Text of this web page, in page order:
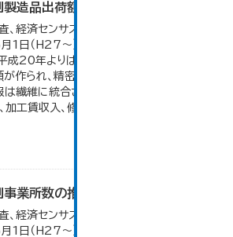
製造品出荷額等の推移
、経済センサス。 各年12月31日現在
1日（H27～）・平成23年のみ平成24
20年よりはん用機械、生産用機械、
作られ、精密機械、一般用機械の分類
は繊維に統合された。 製造品出荷額等
加工賃収入、修理料収入額、その他の収
事業所数の推移
、経済センサス。各年12月31日現在
1日（H27～）・平成23年のみ平成24